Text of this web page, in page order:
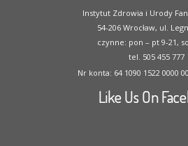
Instytut Zdrowia i Urody
54-206 Wrocław, ul.
czynne: pon – pt 9-21,
tel. 505 455 777
Nr konta: 64 1090 1522 0000
Like Us On